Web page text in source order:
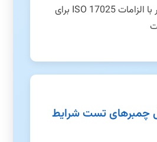
ارائه گواهی معتبر با الزامات ISO 17025 برای
چمبرهای تست شرایط